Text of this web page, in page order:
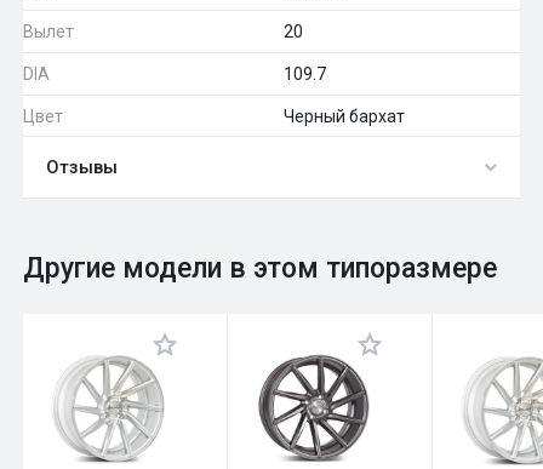
Вылет 20
DIA 109.7
Цвет Черный бархат
Отзывы
Оставить отзыв
Общий рейтинг 0
Другие модели в этом типоразмере